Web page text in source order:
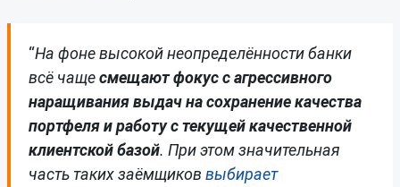
“На фоне высокой неопределённости банки
всё чащесмещают фокус с агрессивного
наращивания выдач на сохранение качества
портфеля и работу с текущей качественной
клиентской базой. При этом значительная
часть таких заёмщиков выбирает